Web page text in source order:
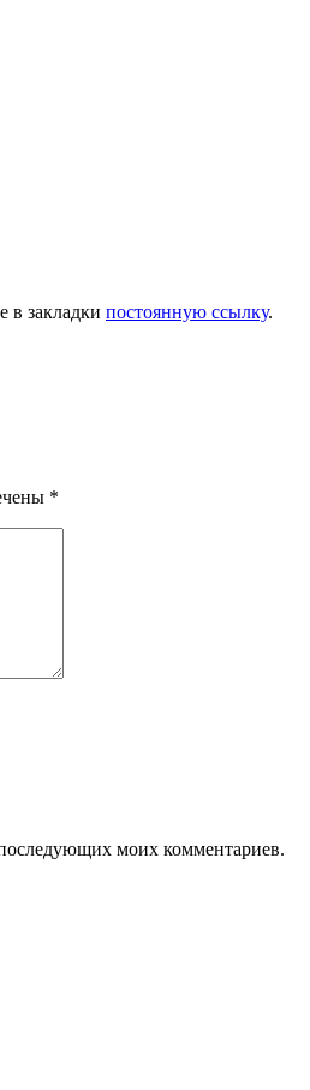
в закладки постоянную ссылку.
*
моих комментариев.